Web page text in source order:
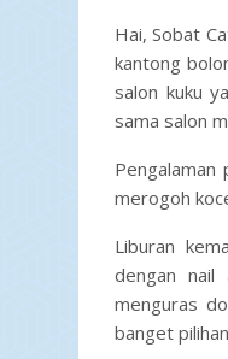
Hai, Sobat
kantong
salon kuku
sama salon
Pengalaman
merogoh
Liburan
dengan nail
menguras
banget pilihan